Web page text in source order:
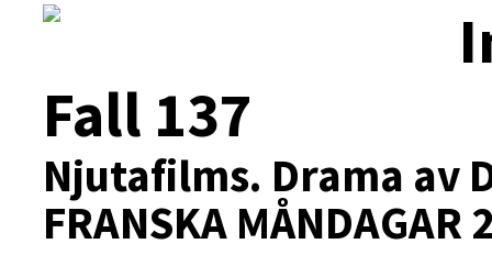
Fall 137
Njutafilms. Drama av
FRANSKA MÅNDAGAR